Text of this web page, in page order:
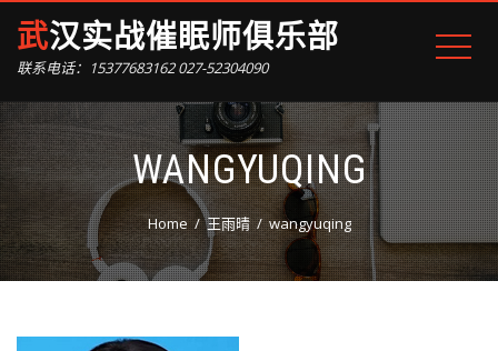
武汉实战催眠师俱乐部
联系电话：15377683162 027-52304090
WANGYUQING
Home 王雨晴 wangyuqing